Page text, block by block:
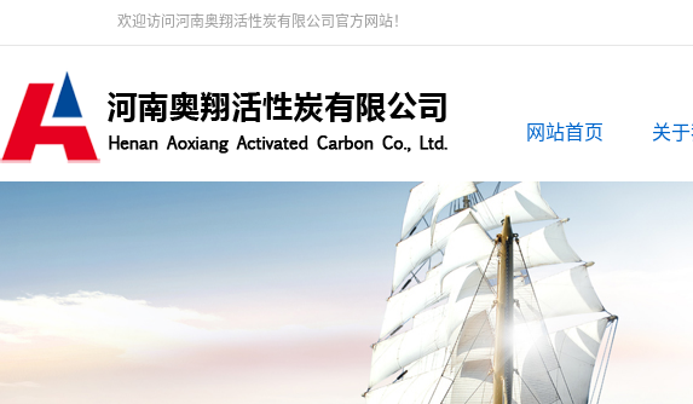
欢迎访问河南奥翔活性炭有限公司官方网站！
网站首页 关于
公